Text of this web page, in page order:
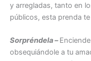
y arregladas, tanto en
públicos, esta prenda
Sorpréndela –
obsequiándole a tu